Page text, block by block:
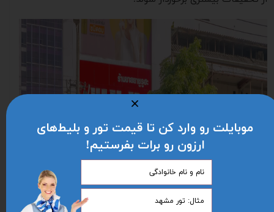
موبایلت رو وارد کن تا قیمت تور و بلیط‌های
ارزون رو برات بفرستیم!